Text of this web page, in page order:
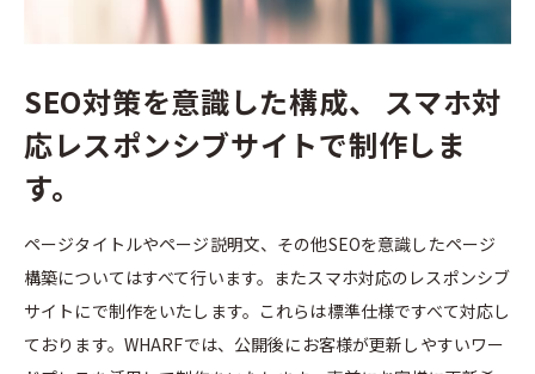
SEO対策を意識した構成、
スマホ対
応レスポンシブサイトで制作しま
す。
ページタイトルやページ説明文、その他SEOを意識したページ
構築についてはすべて行います。またスマホ対応のレスポンシブ
サイトにで制作をいたします。これらは標準仕様ですべて対応し
ております。WHARFでは、公開後にお客様が更新しやすいワー